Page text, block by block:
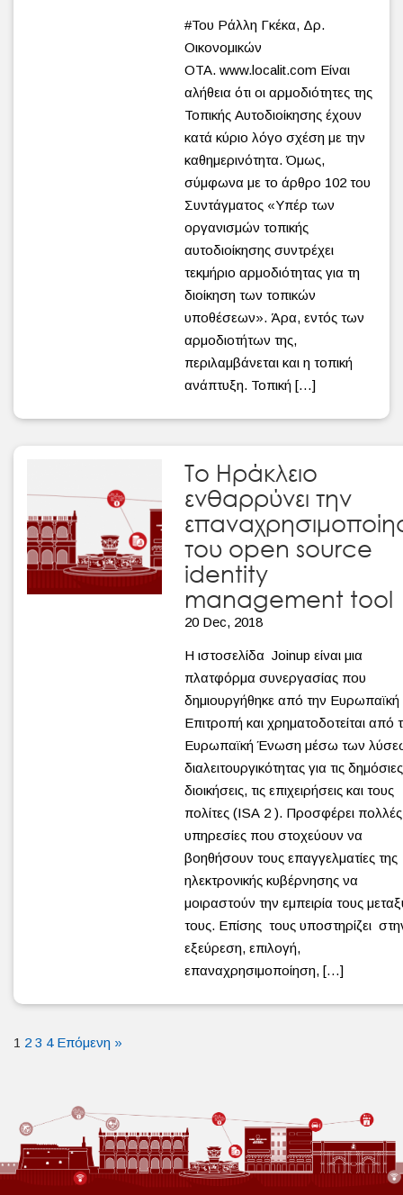
#Του Ράλλη Γκέκα, Δρ.
Οικονομικών
ΟΤΑ. www.localit.com Είναι
αλήθεια ότι οι αρμοδιότητες της
Τοπικής Αυτοδιοίκησης έχουν
κατά κύριο λόγο σχέση με την
καθημερινότητα. Όμως,
σύμφωνα με το άρθρο 102 του
Συντάγματος «Υπέρ των
οργανισμών τοπικής
αυτοδιοίκησης συντρέχει
τεκμήριο αρμοδιότητας για τη
διοίκηση των τοπικών
υποθέσεων». Άρα, εντός των
αρμοδιοτήτων της,
περιλαμβάνεται και η τοπική
ανάπτυξη. Τοπική […]
Το Ηράκλειο
ενθαρρύνει την
του open source
identity
management tool
20 Dec, 2018
Η ιστοσελίδα Joinup είναι μια
πλατφόρμα συνεργασίας που
δημιουργήθηκε από την Ευρωπαϊκή
Επιτροπή και χρηματοδοτείται από
Ευρωπαϊκή Ένωση μέσω των
διαλειτουργικότητας για τις δημόσιες
διοικήσεις, τις επιχειρήσεις και τους
πολίτες (ISA 2 ). Προσφέρει πολλές
υπηρεσίες που στοχεύουν να
βοηθήσουν τους επαγγελματίες της
ηλεκτρονικής κυβέρνησης να
μοιραστούν την εμπειρία τους
τους. Επίσης τους υποστηρίζει
εξεύρεση, επιλογή,
επαναχρησιμοποίηση, […]
1 2 3 4 Επόμενη »